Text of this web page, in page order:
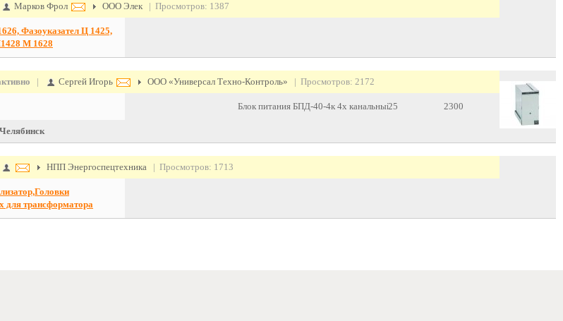
Марков Фрол ООО Элек | Просмотров: 1387
Фазоуказател Ц 1425,
М 1628
| Сергей Игорь ООО «Универсал Техно-Контроль» | Просмотров: 2172
Блок питания БПД-40-4к 4х канальный25 2300
НПП Энергоспецтехника | Просмотров: 1713
для трансформатора